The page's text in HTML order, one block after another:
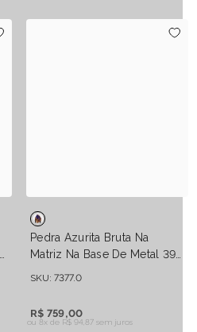
Pedra Azurita Bruta Na
Matriz Na Base De Metal 396
SKU: 7377.0
R$ 759,00
ou 8x de R$ 94,87 sem juros